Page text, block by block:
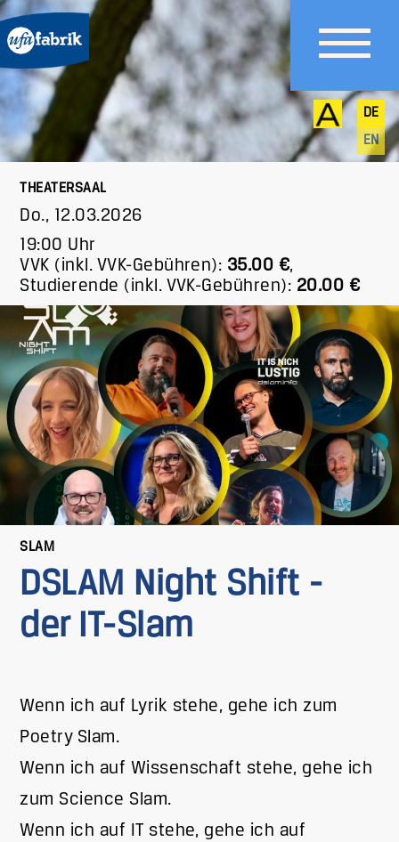
DE
EN
THEATERSAAL
Do., 12.03.2026
19:00 Uhr
VVK (inkl. VVK-Gebühren): 35.00 €,
Studierende (inkl. VVK-Gebühren): 20.00 €
SLAM
DSLAM Night Shift -
der IT-Slam
Wenn ich auf Lyrik stehe, gehe ich zum
Poetry Slam.
Wenn ich auf Wissenschaft stehe, gehe ich
zum Science Slam.
Wenn ich auf IT stehe, gehe ich auf